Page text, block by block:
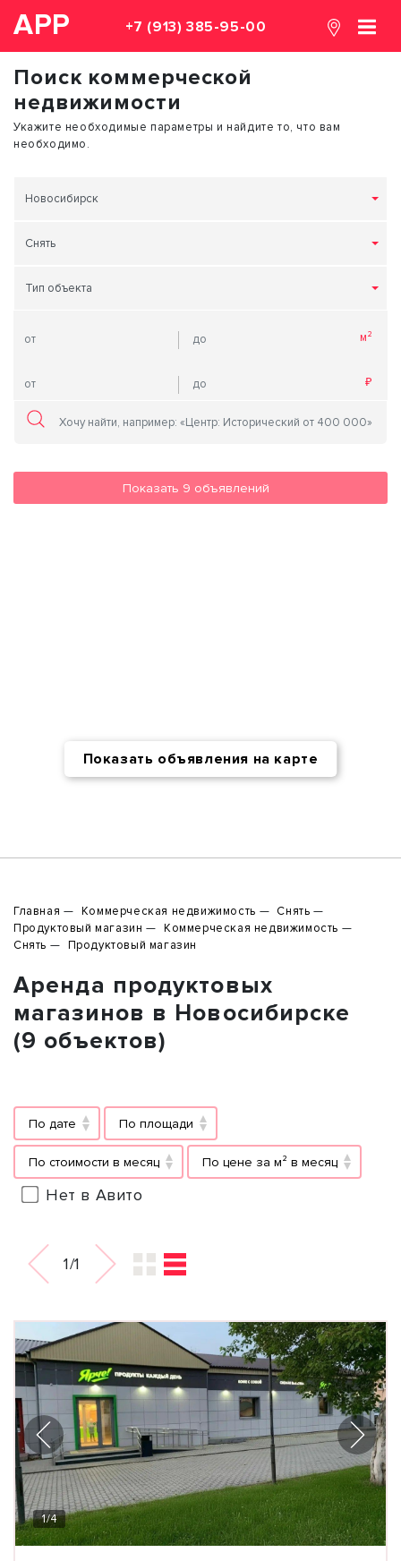
АРР +7 (913) 385-95-00
Поиск коммерческой
недвижимости
Укажите необходимые параметры и найдите то, что вам
необходимо.
Новосибирск
Снять
Тип объекта
Показать 9 объявлений
Показать объявления на карте
Главная Коммерческая недвижимость
Снять
Продуктовый магазин
Коммерческая недвижимость
Снять
Продуктовый магазин
Аренда продуктовых
магазинов в Новосибирске
(9 объектов)
По дате По площади
По стоимости в месяц По цене за м² в месяц
Нет в Авито
1/1
1/4